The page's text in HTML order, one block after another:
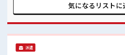
UP・ステップUPしていきま
スもあります！ ■職場の雰囲気 《男女スタッフさんが活躍
ロッカー完備！ 食堂完備(1食
自販機あり！ キレイに整備さ
気になるリストに
派遣